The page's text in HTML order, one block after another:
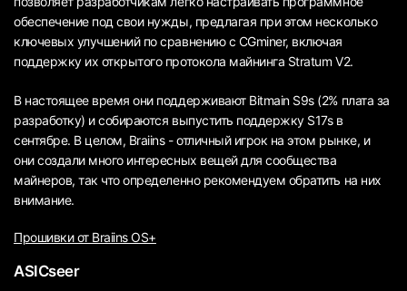
обеспечение под свои нужды, предлагая при этом несколько
ключевых улучшений по сравнению с CGminer, включая
поддержку их открытого протокола майнинга Stratum V2.
В настоящее время они поддерживают Bitmain S9s (2% плата за
разработку) и собираются выпустить поддержку S17s в
сентябре. В целом, Braiins - отличный игрок на этом рынке, и
они создали много интересных вещей для сообщества
майнеров, так что определенно рекомендуем обратить на них
внимание.
Прошивки от Braiins OS+
ASICseer